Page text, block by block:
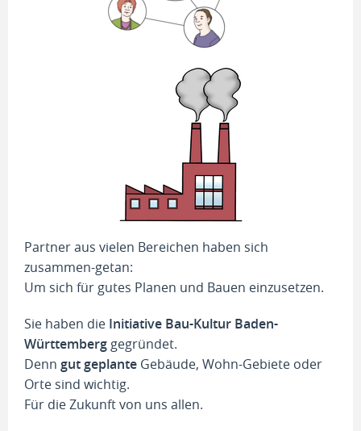
Partner aus vielen Bereichen haben sich
zusammen-getan:
Um sich für gutes Planen und Bauen einzusetzen.
Sie haben die Initiative Bau-Kultur Baden-
Württemberg gegründet.
Denn gut geplante Gebäude, Wohn-Gebiete oder
Orte sind wichtig.
Für die Zukunft von uns allen.